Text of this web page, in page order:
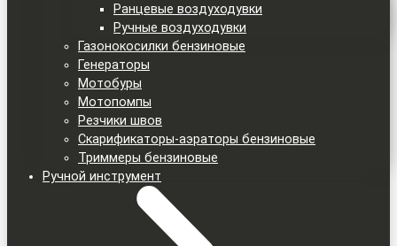
Ранцевые воздуходувки
Ручные воздуходувки
Газонокосилки бензиновые
Генераторы
Мотобуры
Мотопомпы
Резчики швов
Скарификаторы-аэраторы бензиновые
Триммеры бензиновые
Ручной инструмент